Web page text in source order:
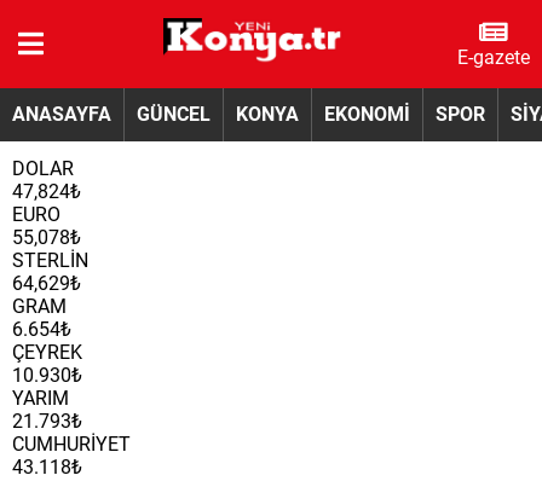
E-gazete
ANASAYFA GÜNCEL KONYA EKONOMİ SPOR
DOLAR
47,824₺
EURO
55,078₺
STERLİN
64,629₺
GRAM
6.654₺
ÇEYREK
10.930₺
YARIM
21.793₺
CUMHURİYET
43.118₺